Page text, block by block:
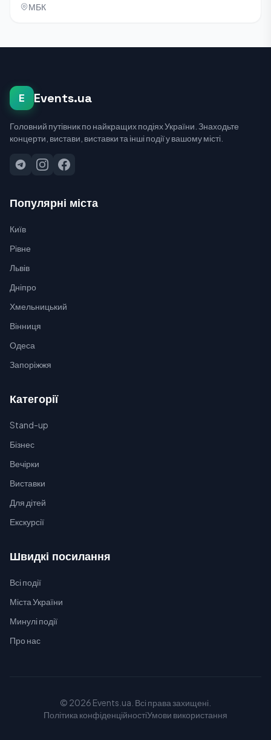
МБК
E Events.ua
Головний путівник по найкращих подіях України. Знаходьте
концерти, вистави, виставки та інші події у вашому місті.
Популярні міста
Київ
Рівне
Львів
Дніпро
Хмельницький
Вінниця
Одеса
Запоріжжя
Категорії
Stand-up
Бізнес
Вечірки
Виставки
Для дітей
Екскурсії
Швидкі посилання
Всі події
Міста України
Минулі події
Про нас
© 2026 Events.ua. Всі права захищені.
Політика конфіденційностіУмови використання